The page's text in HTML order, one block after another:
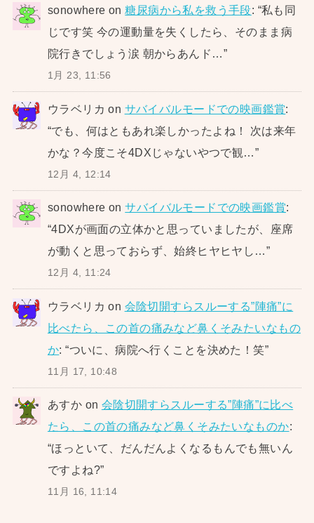
sonowhere on糖尿病から私を救う手段: “私も同
じです笑 今の運動量を失くしたら、そのまま病
院行きでしょう涙 朝からあんド…”
1月 23, 11:56
ウラベリカ on サバイバルモードでの映画鑑賞:
“でも、何はともあれ楽しかったよね！ 次は来年
かな？今度こそ4DXじゃないやつで観…”
12月 4, 12:14
sonowhere onサバイバルモードでの映画鑑賞:
“4DXが画面の立体かと思っていましたが、座席
が動くと思っておらず、始終ヒヤヒヤし…”
12月 4, 11:24
ウラベリカ on 会陰切開すらスルーする”陣痛”に
比べたら、この首の痛みなど鼻くそみたいなもの
か: “ついに、病院へ行くことを決めた！笑”
11月 17, 10:48
あすか on 会陰切開すらスルーする”陣痛”に比べ
たら、この首の痛みなど鼻くそみたいなものか:
“ほっといて、だんだんよくなるもんでも無いん
ですよね?”
11月 16, 11:14